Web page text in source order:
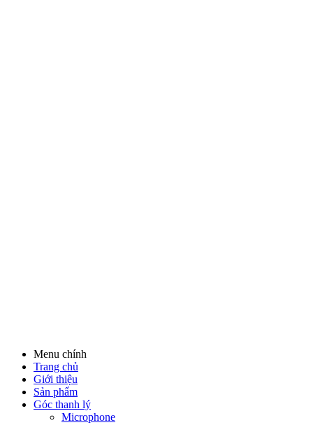
Menu chính
Trang chủ
Giới thiệu
Sản phẩm
Góc thanh lý
Microphone